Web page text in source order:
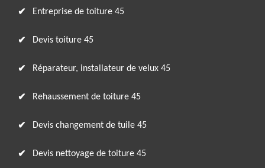
Entreprise de toiture 45
Devis toiture 45
Réparateur, installateur de velux 45
Rehaussement de toiture 45
Devis changement de tuile 45
Devis nettoyage de toiture 45